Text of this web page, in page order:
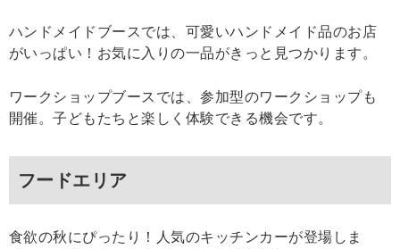
ハンドメイドブースでは、可愛いハンドメイド品のお店
がいっぱい！お気に入りの一品がきっと見つかります。
ワークショップブースでは、参加型のワークショップも
開催。子どもたちと楽しく体験できる機会です。
フードエリア
食欲の秋にぴったり！人気のキッチンカーが登場しま